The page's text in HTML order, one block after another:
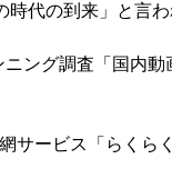
代の到来」と言
ング調査「国内
サービス「らくら